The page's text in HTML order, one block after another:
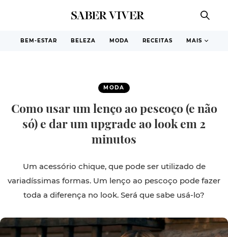
BEM-ESTAR BELEZA MODA RECEITAS MAIS
MODA
Como usar um lenço ao pescoço (e não
só) e dar um upgrade ao look em 2
minutos
Um acessório chique, que pode ser utilizado de
variadíssimas formas. Um lenço ao pescoço pode fazer
toda a diferença no look. Será que sabe usá-lo?